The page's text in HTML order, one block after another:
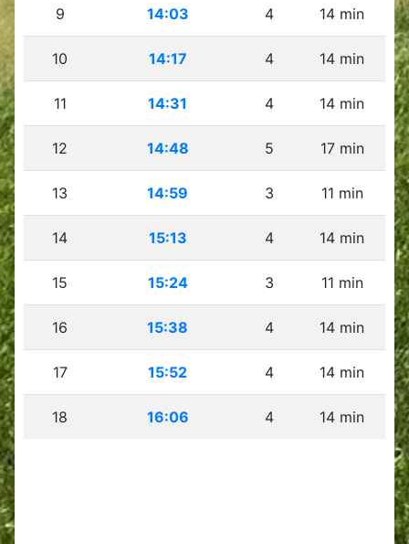
9 14:03 4 14 min
10 14:17 4 14 min
11 14:31 4 14 min
12 14:48 5 17 min
13 14:59 3 11 min
14 15:13 4 14 min
15 15:24 3 11 min
16 15:38 4 14 min
17 15:52 4 14 min
18 16:06 4 14 min